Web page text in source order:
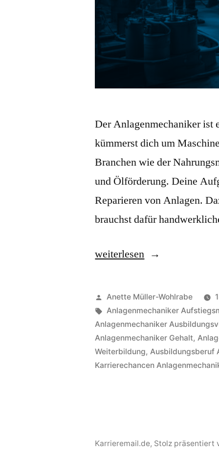
Der Anlagenmechaniker ist
kümmerst dich um
Branchen wie der
und Ölförderung. Deine
Reparieren von Anlagen.
brauchst dafür
„Anlagenmechaniker
Ausbildung,
Gehalt
und
Karrierechancen“
weiterlesen
Veröffentlicht
von
Anette Müller-Wohlrabe
Schlagwörter:
Anlagenmechaniker
Anlagenmechaniker
Anlagenmechaniker Gehalt,
Weiterbildung,Ausbildungsberuf
Karrierechancen
Karrieremail.de, Stolz präsentiert